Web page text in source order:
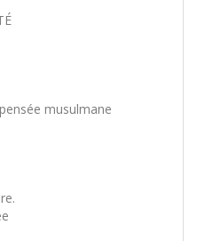
musulmane